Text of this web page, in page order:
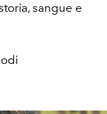
sangue e